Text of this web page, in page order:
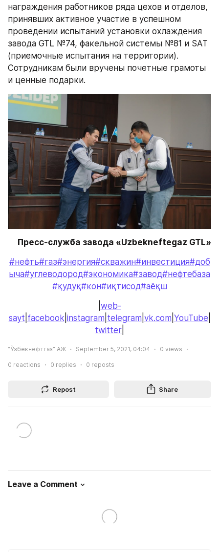
награждения работников ряда цехов и отделов,
принявших активное участие в успешном
проведении испытаний установки охлаждения
завода GTL №74, факельной системы №81 и SAT
(приемочные испытания на территории).
Сотрудникам были вручены почетные грамоты
и ценные подарки.
Пресс-служба завода «Uzbekneftegaz GTL»
#нефть#газ#энергия#скважин#инвестиция#доб
ыча#углеводород#экономика#завод#нефтебаза
#қудуқ#кон#иқтисод#аёқш
web-
sayt facebook instagram telegram vk.com YouTube
twitter
“Ўзбекнефтгаз” АЖ September 5, 2021, 04:04 0 views
0 reactions 0 replies 0 reposts
Repost Share
Leave a Comment